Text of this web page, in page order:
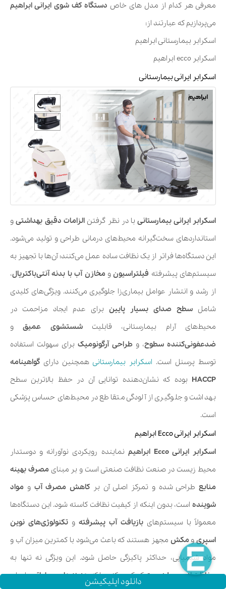
معرفی هر کدام از مدل های خاص دستگاه کف شوی ایرانی ابراهیم
می‌پردازیم که عبارتند از:
اسکرابر بیمارستانی ابراهیم
اسکرابر ecco ابراهیم
اسکرابر ایرانی بیمارستانی
اسکرابر ایرانی بیمارستانیبا در نظر گرفتنالزامات دقیق بهداشتیو
استانداردهای سخت‌گیرانه محیط‌های درمانی طراحی و تولید می‌شود.
این دستگاه‌ها فراتر از یک نظافت ساده عمل می‌کنند؛ آن‌ها با تجهیز به
سیستم‌های پیشرفته فیلتراسیونو مخازن آب با بدنه آنتی‌باکتریال،
از رشد و انتشار عوامل بیماری‌زا جلوگیری می‌کنند. ویژگی‌های کلیدی
شامل سطح صدای بسیار پایین برای عدم ایجاد مزاحمت در
محیط‌های آرام بیمارستانی، قابلیت شستشوی عمیق و
ضدعفونی‌کننده سطوح، و طراحی آرگونومیکبرای سهولت استفاده
توسط پرسنل است. اسکرابر بیمارستانیهمچنین دارای گواهینامه
HACCP بوده که نشان‌دهنده توانایی آن‌ در حفظ بالاترین سطح
بهداشت و جلوگیری از آلودگی متقاطع در محیط‌های حساس پزشکی
است.
اسکرابر ایرانی Ecco ابراهیم
اسکرابر ایرانی Ecco ابراهیم
نماینده رویکردی نوآورانه و دوستدار
محیط زیست در صنعت نظافت صنعتی است و بر مبنای مصرف بهینه
منابع طراحی شده و تمرکز اصلی آن بر کاهش مصرف آبو مواد
شوینده است، بدون اینکه از کیفیت نظافت کاسته شود. این دستگاه‌ها
معمولاً با سیستم‌های بازیافت آب پیشرفته و تکنولوژی‌های نوین
اسپریو مکش مجهز هستند که باعث می‌شود با کمترین میزان آب و
مواد شیمیایی، حداکثر پاکیزگی حاصل شود. این ویژگی نه تنها به
حفاظت از محیط زیستکمک می‌کند، بلکههزینه‌های عملیاتیرا برای
دانلود اپلیکیشن